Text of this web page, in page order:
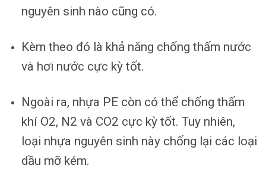
nguyên sinh nào cũng có.
Kèm theo đó là khả năng chống thấm nước
và hơi nước cực kỳ tốt.
Ngoài ra, nhựa PE còn có thể chống thấm
khí O2, N2 và CO2 cực kỳ tốt. Tuy nhiên,
loại nhựa nguyên sinh này chống lại các loại
dầu mỡ kém.